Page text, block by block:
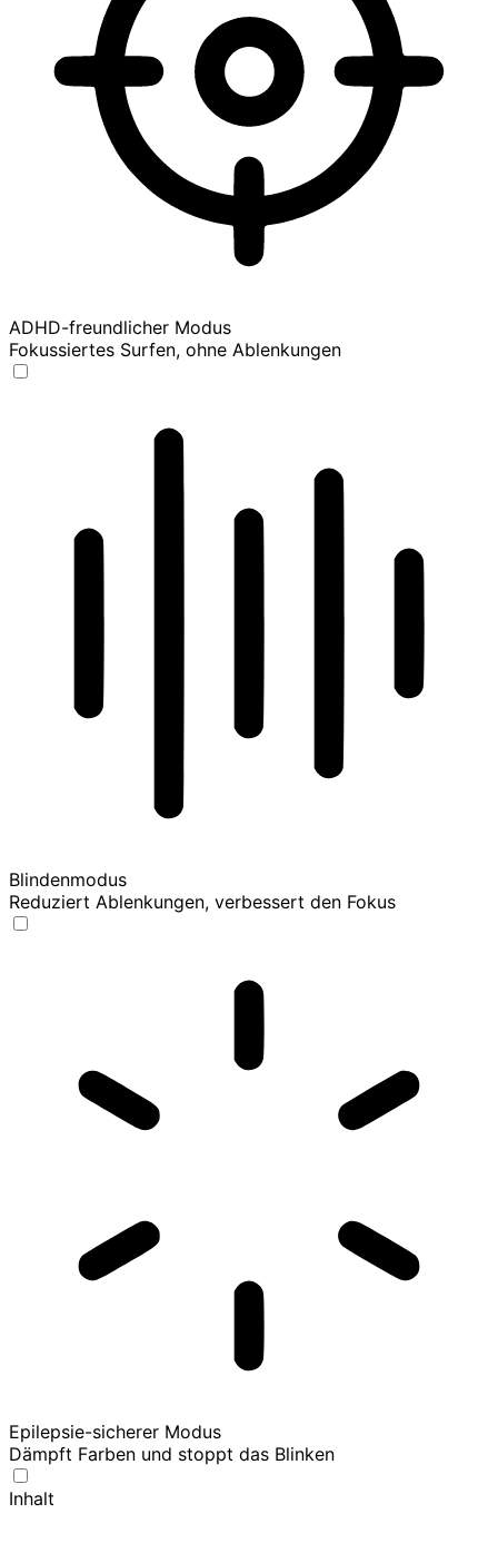
ADHD-freundlicher Modus
Fokussiertes Surfen, ohne Ablenkungen
Blindenmodus
Reduziert Ablenkungen, verbessert den Fokus
Epilepsie-sicherer Modus
Dämpft Farben und stoppt das Blinken
Inhalt